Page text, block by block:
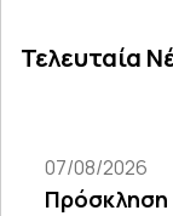
Τελευταία
07/08/2026